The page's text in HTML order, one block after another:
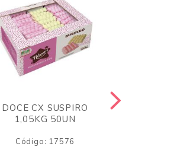
DOCE CX SUSPIRO
1,05KG 50UN
Código: 17576